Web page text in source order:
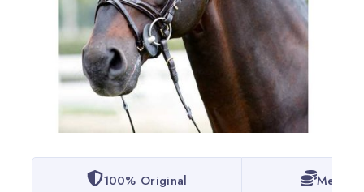
100% Original Mejor